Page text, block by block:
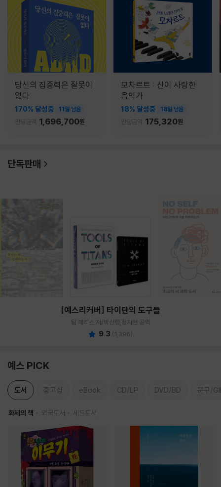
당신의 집중력은 잘못이
없다
170% 달성중 11일 남음
펀딩금액 1,696,700원
모차르트 : 신이 사랑한
음악가
18% 달성중 18일 남음
펀딩금액 175,320원
단독판매
[예스리커버] 타이탄의 도구들
팀 페리스 저/박선령,정지현 공역
9.3 (1,396)
예스 PICK
도서 중고샵 eBook CD/LP DVD/BD 문구/
화제의 책 외국도서 세트도서